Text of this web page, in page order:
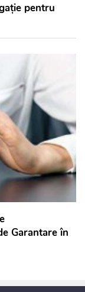
pentru
Garantare în